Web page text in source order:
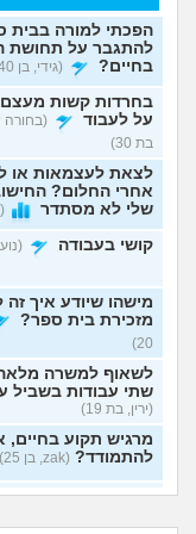
הפכתי למורה בבית
להתגבר על תחושת
בחיים?
(גידי, בן 40)
בחרדות קשות
על לעבוד
(בחורה
בת 30)
לצאת לעצמאות או
אחרי החלום?
שלי לא מסתדר
קושי בעבודה
מישהו שיודע איך זה
מזכירת בית ספר?
20)
לשאוף למשרה
שתי עבודות בשביל
(ירין, בת 19)
מרגיש תקוע בחיים,
להתמודד? (zak, בן 25)
איך לעשות כסף
יכולים לפטר אותי כי
בקפה לאחד